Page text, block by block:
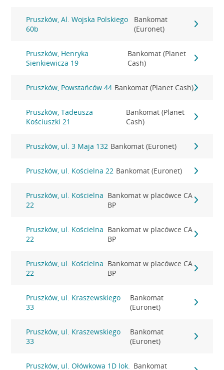
Pruszków, Al. Wojska Polskiego
60b
Bankomat
(Euronet)
Pruszków, Henryka
Sienkiewicza 19
Bankomat (Planet
Cash)
Pruszków, Powstańców 44 Bankomat (Planet Cash)
Pruszków, Tadeusza
Kościuszki 21
Bankomat (Planet
Cash)
Pruszków, ul. 3 Maja 132 Bankomat (Euronet)
Pruszków, ul. Kościelna 22 Bankomat (Euronet)
Pruszków, ul. Kościelna
22
Bankomat w placówce CA
BP
Pruszków, ul. Kościelna
22
Bankomat w placówce CA
BP
Pruszków, ul. Kościelna
22
Bankomat w placówce CA
BP
Pruszków, ul. Kraszewskiego
33
Bankomat
(Euronet)
Pruszków, ul. Kraszewskiego
33
Bankomat
(Euronet)
Pruszków, ul. Ołówkowa 1D lok. Bankomat